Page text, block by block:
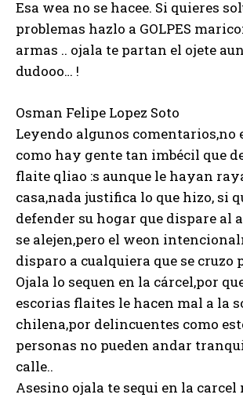
Esa wea no se hacee. Si quieres
problemas hazlo a GOLPES
armas .. ojala te partan el ojete
dudooo… !
Osman Felipe Lopez Soto
Leyendo algunos comentarios,no
como hay gente tan imbécil que
flaite qliao :s aunque le hayan
casa,nada justifica lo que hizo, si
defender su hogar que dispare al
se alejen,pero el weon
disparo a cualquiera que se cruzo
Ojala lo sequen en la cárcel,por
escorias flaites le hacen mal a la
chilena,por delincuentes como
personas no pueden andar
calle..
Asesino ojala te sequi en la